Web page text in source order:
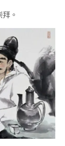
。